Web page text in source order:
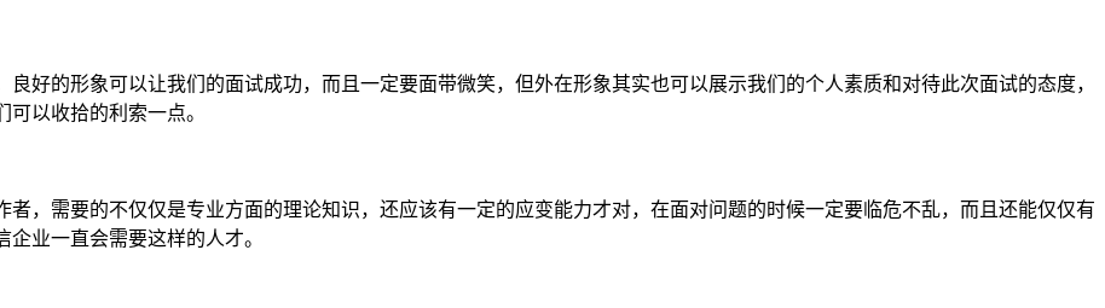
好的形象可以让我们的面试成功，而且一定要面带微笑，但外在形象其实也可以展示我们的个人素质和对待此次面试的态度，
以收拾的利索一点。
，需要的不仅仅是专业方面的理论知识，还应该有一定的应变能力才对，在面对问题的时候一定要临危不乱，而且还能仅仅有
业一直会需要这样的人才。